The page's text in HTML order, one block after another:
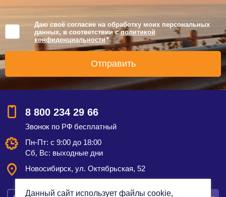
Даю своё согласие на обработку моих персональных
данных, в соответствии сполитикой
конфиденциальности *
8 800 234 29 66
Звонок по РФ бесплатный
Пн-Пт: с 9:00 до 18:00
Сб, Вс: выходные дни
Новосибирск, ул. Октябрьская, 52
Данный сайт использует файлы cookie,